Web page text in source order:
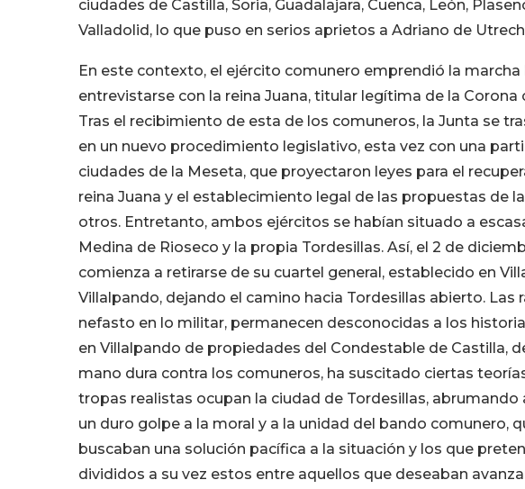
ciudades de Castilla, Soria, Guadalajara, Cuenca, León,
Valladolid, lo que puso en serios aprietos a Adriano de
En este contexto, el ejército comunero emprendió la marcha
entrevistarse con la reina Juana, titular legítima de la Corona
Tras el recibimiento de esta de los comuneros, la Junta se
en un nuevo procedimiento legislativo, esta vez con una
ciudades de la Meseta, que proyectaron leyes para el
reina Juana y el establecimiento legal de las propuestas de
otros. Entretanto, ambos ejércitos se habían situado a
Medina de Rioseco y la propia Tordesillas. Así, el 2 de
comienza a retirarse de su cuartel general, establecido en
Villalpando, dejando el camino hacia Tordesillas abierto.
nefasto en lo militar, permanecen desconocidas a los
en Villalpando de propiedades del Condestable de Castilla,
mano dura contra los comuneros, ha suscitado ciertas
tropas realistas ocupan la ciudad de Tordesillas, abrumando
un duro golpe a la moral y a la unidad del bando comunero,
buscaban una solución pacífica a la situación y los que
divididos a su vez estos entre aquellos que deseaban